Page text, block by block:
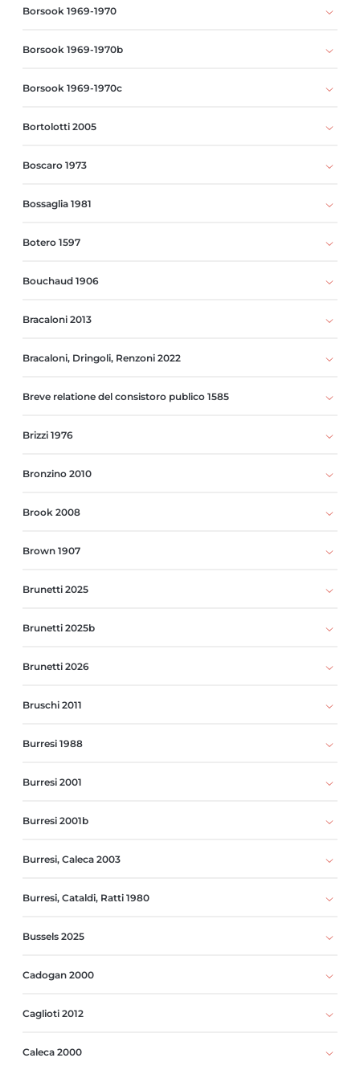
Borsook 1969-1970
Borsook 1969-1970b
Borsook 1969-1970c
Bortolotti 2005
Boscaro 1973
Bossaglia 1981
Botero 1597
Bouchaud 1906
Bracaloni 2013
Bracaloni, Dringoli, Renzoni 2022
Breve relatione del consistoro publico 1585
Brizzi 1976
Bronzino 2010
Brook 2008
Brown 1907
Brunetti 2025
Brunetti 2025b
Brunetti 2026
Bruschi 2011
Burresi 1988
Burresi 2001
Burresi 2001b
Burresi, Caleca 2003
Burresi, Cataldi, Ratti 1980
Bussels 2025
Cadogan 2000
Caglioti 2012
Caleca 2000